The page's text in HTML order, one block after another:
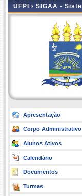
UFPI › SIGAA -
Apresentação
Corpo Administrativo
Alunos Ativos
Calendário
Documentos
Turmas